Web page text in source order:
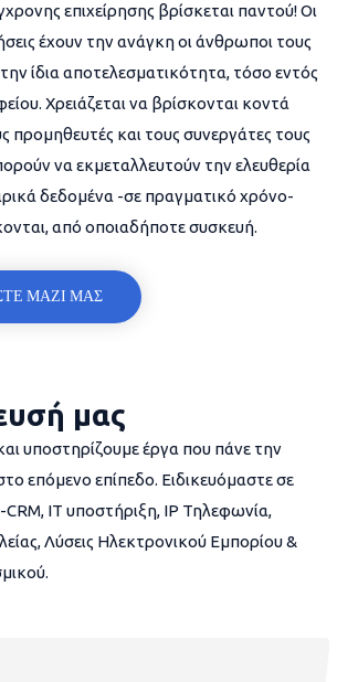
επιχείρησης βρίσκεται παντού! Οι
έχουν την ανάγκη οι άνθρωποι τους
ίδια αποτελεσματικότητα, τόσο εντός
Χρειάζεται να βρίσκονται κοντά
προμηθευτές και τους συνεργάτες τους
να εκμεταλλευτούν την ελευθερία
δεδομένα -σε πραγματικό χρόνο-
από οποιαδήποτε συσκευή.
ΜΑΖΙ ΜΑΣ
μας
υποστηρίζουμε έργα που πάνε την
επόμενο επίπεδο. Ειδικευόμαστε σε
IT υποστήριξη, IP Τηλεφωνία,
Λύσεις Ηλεκτρονικού Εμπορίου &